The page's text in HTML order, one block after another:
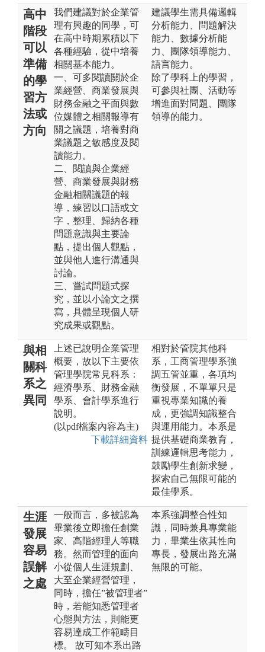
高中
階段
可以
準備
的學
習方
法或
方向
我們建議對於企業管
理有興趣的同學，可
在高中時期累積以下
各種經驗，從中培養
相關基本能力。
一、可多閱讀關於企
業經營、商業發展與
財務金融之平面與數
位媒體之相關報導有
關之議題，培養對商
業議題之敏感度及閱
讀能力。
二、閱讀與企業經
營、商業發展與財務
金融相關議題的報
導，練習以口語或文
字，整理、歸納各種
問題意識與主要論
點，提出個人觀點，
並與他人進行溝通與
討論。
三、嘗試問題式探
究，並以小論文之撰
寫，具體呈現個人研
究成果或觀點。
建議學生需具備邏輯
分析能力、問題解決
能力、數據分析能
力、團隊領導能力、
語言能力。
除了學科上的學習，
可參與社團、活動等
增進面對問題、團隊
領導的能力。
與相
關科
系之
異同
上述已說明企業管理
概要，故以下主要依
管理學院常見科系：
經濟學系、財務金融
學系、會計學系進行
說明。
(以pdf檔案內容為主)
下載詳細資料
相對於管院其他科
系，工商管理學系強
調五管並重，各項均
衡發展，不單單只是
重視專業知識的養
成，更強調知識整合
與運用能力。本系是
提供基礎商業教育，
訓練邏輯思考能力，
鼓勵學生創新求變，
探索自己無限可能的
最佳學系。
生涯
發展
容易
誤解
之處
一般而言，多被認為
畢業後立即擔任創業
家、高階經理人等職
務。然而管理的面向
小從個人生涯規劃、
大至企業經營管理，
同時，擔任”被管理者”
時，若能知悉管理者
心態與方法，則能更
容易達成工作範疇目
標。 故可知本系出路
本系強調整合性知
識，同時兼具專業能
力，畢業生依其性向
專長，發展出路充滿
無限的可能。